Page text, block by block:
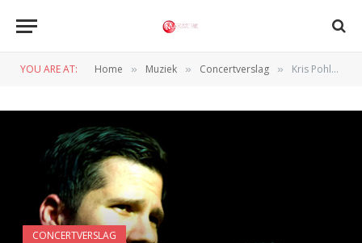
YOU ARE AT: Home » Muziek » Concertverslag » Kris Pohlmann Band (Cafe ’t Spektakel – Asten, 3-11-2013)
CONCERTVERSLAG